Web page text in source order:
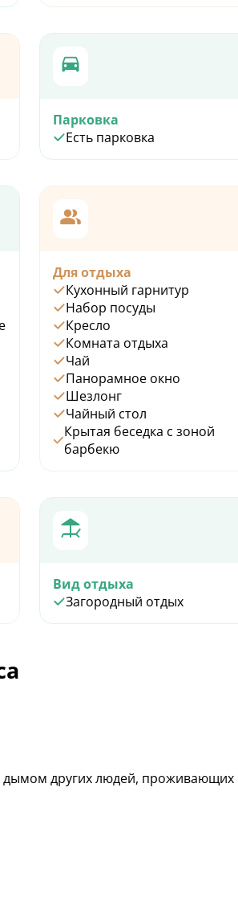
Парковка
Есть парковка
Для отдыха
Кухонный гарнитур
Набор посуды
Кресло
Комната отдыха
Чай
Панорамное окно
Шезлонг
Чайный стол
Крытая беседка с зоной
барбекю
Вид отдыха
Загородный отдых
дымом других людей, проживающих